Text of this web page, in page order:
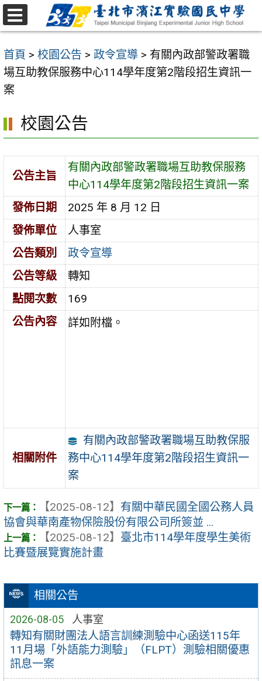
跳
至
要
內
容
首頁 > 校園公告 > 政令宣導 > 有關內政部警政署職
場互助教保服務中心114學年度第2階段招生資訊一
案
相關公告
2026-08-05 人事室
轉知有關財團法人語言訓練測驗中心函送115年
11月場「外語能力測驗」（FLPT）測驗相關優惠
訊息一案
校園公告
公告主旨
有關內政部警政署職場互助教保服務
中心114學年度第2階段招生資訊一案
發佈日期
2025 年 8 月 12 日
發佈單位
人事室
公告類別
政令宣導
公告等級
轉知
點閱次數
169
公告內容
詳如附檔。
相關附件
有關內政部警政署職場互助教保服
務中心114學年度第2階段招生資訊一
案
【2025-08-12】 有關中華民國全國公務人員
協會與華南產物保險股份有限公司所簽並 ...
【2025-08-12】 臺北市114學年度學生美術
比賽暨展覽實施計畫
選
單